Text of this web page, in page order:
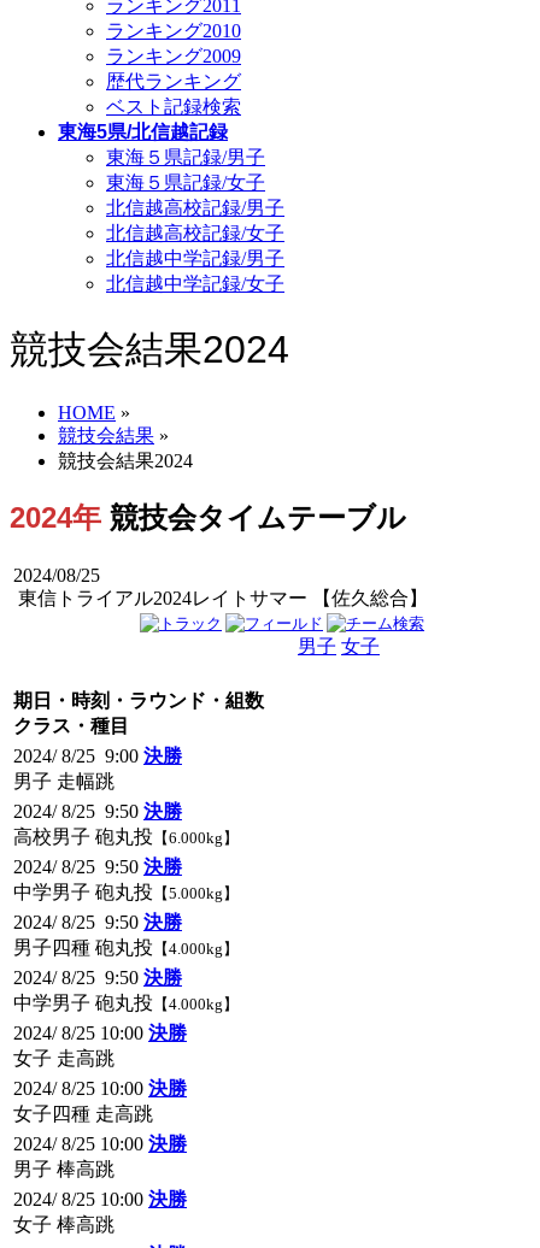
ランキング2011
ランキング2010
ランキング2009
歴代ランキング
ベスト記録検索
東海5県/北信越記録
東海５県記録/男子
東海５県記録/女子
北信越高校記録/男子
北信越高校記録/女子
北信越中学記録/男子
北信越中学記録/女子
競技会結果2024
HOME »
競技会結果 »
競技会結果2024
2024年 競技会タイムテーブル
2024/08/25
東信トライアル2024レイトサマー 【佐久総合】
男子 女子
期日・時刻・ラウンド・組数
クラス・種目
2024/ 8/25 9:00 決勝
男子 走幅跳
2024/ 8/25 9:50 決勝
高校男子 砲丸投 【6.000kg】
2024/ 8/25 9:50 決勝
中学男子 砲丸投 【5.000kg】
2024/ 8/25 9:50 決勝
男子四種 砲丸投 【4.000kg】
2024/ 8/25 9:50 決勝
中学男子 砲丸投 【4.000kg】
2024/ 8/25 10:00 決勝
女子 走高跳
2024/ 8/25 10:00 決勝
女子四種 走高跳
2024/ 8/25 10:00 決勝
男子 棒高跳
2024/ 8/25 10:00 決勝
女子 棒高跳